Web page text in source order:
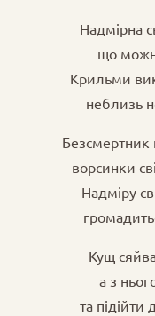
Надмірна
що
Крильми
неблизь
Безсмертник
ворсинки
Надміру
Кущ
а з
та